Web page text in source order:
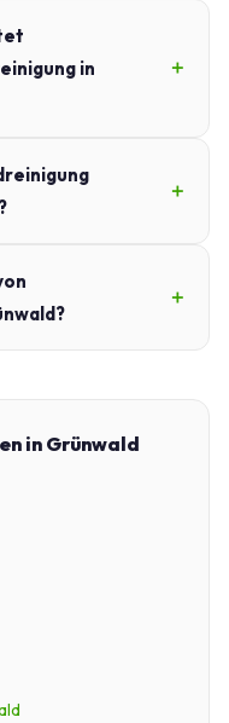
in
in Grünwald